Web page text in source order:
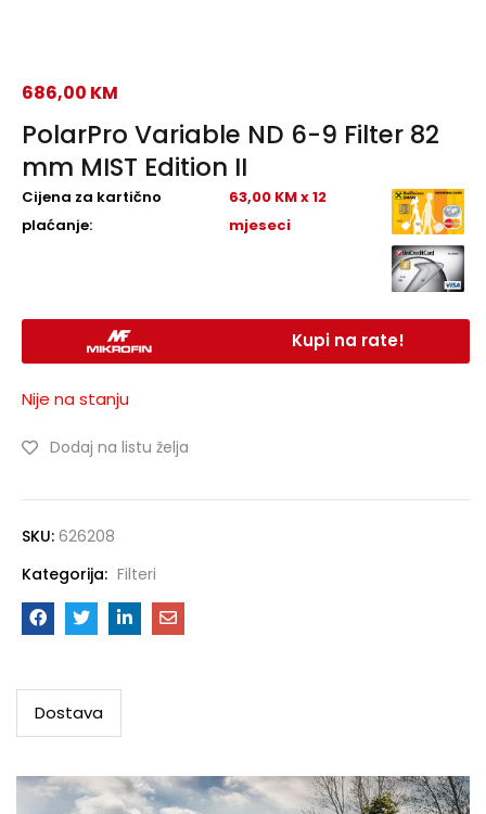
PolarPro Variable ND 6-9 Filter 82
mm MIST Edition II
686,00 KM
Cijena za kartično
plaćanje:
63,00 KM x 12
mjeseci
Kupi na rate!
Nije na stanju
Dodaj na listu želja
SKU: 626208
Kategorija: Filteri
Dostava